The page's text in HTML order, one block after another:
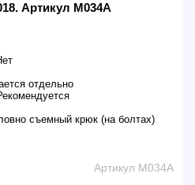
Артикул M034A
отдельно
съемный крюк (на болтах)
Артикул M034A